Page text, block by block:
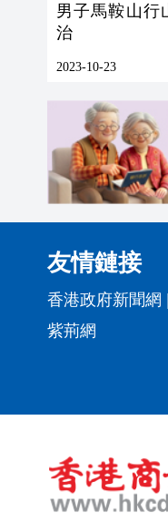
男子馬鞍山行
治
2023-10-23
友情鏈接
香港政府新聞網
紫荊網